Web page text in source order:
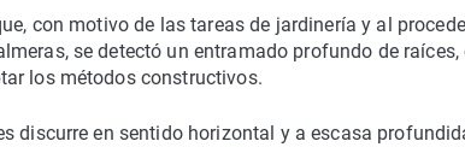
con motivo de las tareas de jardinería y al
se detectó un entramado profundo de
los métodos constructivos.
discurre en sentido horizontal y a escasa